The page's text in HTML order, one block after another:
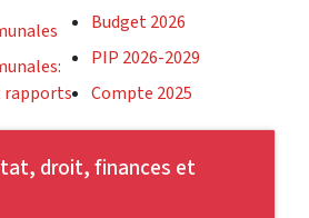
rapports
Budget 2026
PIP 2026-2029
Compte 2025
droit, finances et